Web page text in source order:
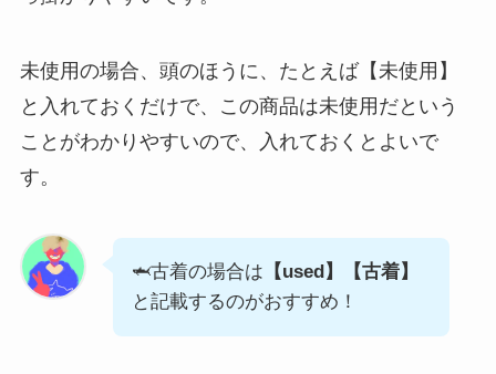
未使用の場合、頭のほうに、たとえば【未使用】
と入れておくだけで、この商品は未使用だという
ことがわかりやすいので、入れておくとよいで
す。
🦈古着の場合は 【used】【古着】
と記載するのがおすすめ！